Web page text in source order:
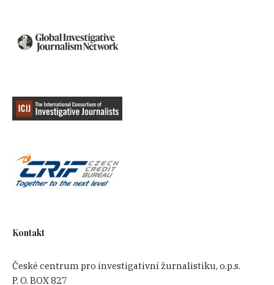
Kontakt
České centrum pro investigativní žurnalistiku, o.p.s.
P. O. BOX 827